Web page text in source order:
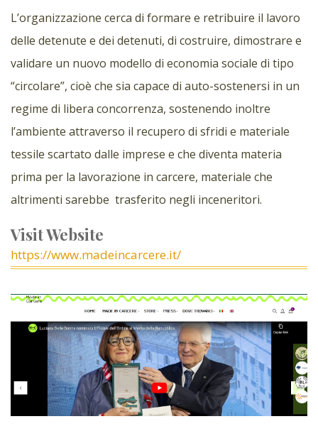
L’organizzazione cerca di formare e retribuire il lavoro
delle detenute e dei detenuti, di costruire, dimostrare e
validare un nuovo modello di economia sociale di tipo
“circolare”, cioè che sia capace di auto-sostenersi in un
regime di libera concorrenza, sostenendo inoltre
l’ambiente attraverso il recupero di sfridi e materiale
tessile scartato dalle imprese e che diventa materia
prima per la lavorazione in carcere, materiale che
altrimenti sarebbe trasferito negli inceneritori.
Visit Website
https://www.madeincarcere.it/